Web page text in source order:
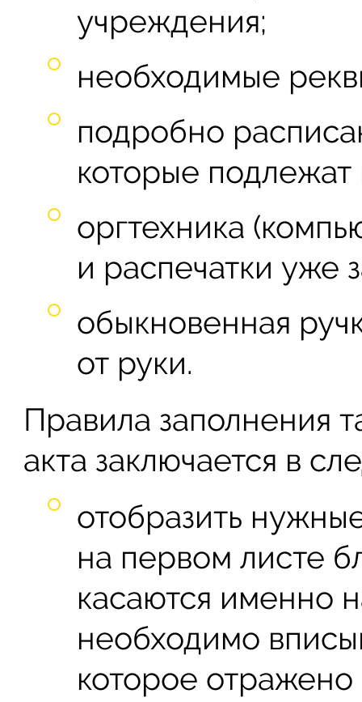
учреждения;
необходимые
подробно
которые
оргтехника
и распечатки уже
обыкновенная
от руки.
Правила заполнения
акта заключается в
отобразить
на первом листе
касаются именно
необходимо
которое